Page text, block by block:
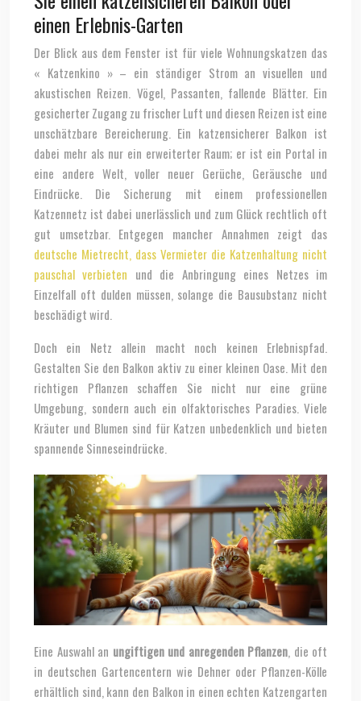
einen Erlebnis-Garten
Der Blick aus dem Fenster ist für viele Wohnungskatzen das
« Katzenkino » – ein ständiger Strom an visuellen und
akustischen Reizen. Vögel, Passanten, fallende Blätter. Ein
gesicherter Zugang zu frischer Luft und diesen Reizen ist eine
unschätzbare Bereicherung. Ein katzensicherer Balkon ist
dabei mehr als nur ein erweiterter Raum; er ist ein Portal in
eine andere Welt, voller neuer Gerüche, Geräusche und
Eindrücke. Die Sicherung mit einem professionellen
Katzennetz ist dabei unerlässlich und zum Glück rechtlich oft
gut umsetzbar. Entgegen mancher Annahmen zeigt das
deutsche Mietrecht, dass Vermieter die Katzenhaltung nicht
pauschal verbieten und die Anbringung eines Netzes im
Einzelfall oft dulden müssen, solange die Bausubstanz nicht
beschädigt wird.
Doch ein Netz allein macht noch keinen Erlebnispfad.
Gestalten Sie den Balkon aktiv zu einer kleinen Oase. Mit den
richtigen Pflanzen schaffen Sie nicht nur eine grüne
Umgebung, sondern auch ein olfaktorisches Paradies. Viele
Kräuter und Blumen sind für Katzen unbedenklich und bieten
spannende Sinneseindrücke.
Eine Auswahl an ungiftigen und anregenden Pflanzen , die oft
in deutschen Gartencentern wie Dehner oder Pflanzen-Kölle
erhältlich sind, kann den Balkon in einen echten Katzengarten